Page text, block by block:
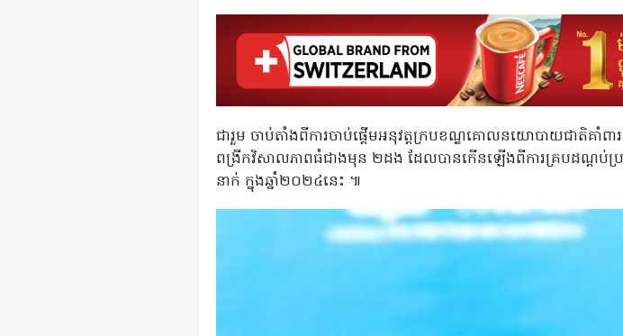
ជារួម ចាប់តាំងពីការចាប់ផ្តើមអនុវត្តក្របខណ្ឌគោលនយោបាយជាតិគាំពា
ពង្រីកវិសាលភាពធំជាងមុន ២ដង ដែលបានកើនឡើងពីការគ្របដណ្ត
នាក់ ក្នុងឆ្នាំ២០២៤នេះ ៕